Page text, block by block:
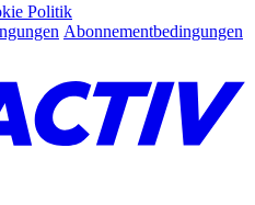
Politik
Abonnementbedingungen